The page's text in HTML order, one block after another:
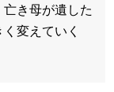
き母が遺した
変えていく